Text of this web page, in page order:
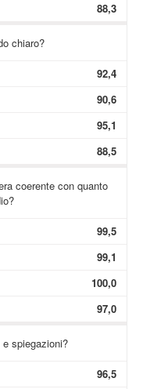
88,3
chiaro?
92,4
90,6
95,1
88,5
coerente con quanto
99,5
99,1
100,0
97,0
spiegazioni?
96,5